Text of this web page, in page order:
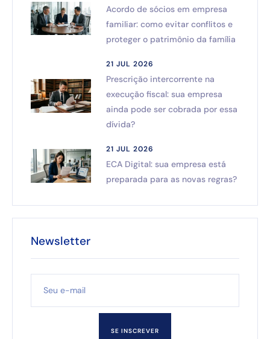
Acordo de sócios em empresa
familiar: como evitar conflitos e
proteger o patrimônio da família
21 JUL 2026
Prescrição intercorrente na
execução fiscal: sua empresa
ainda pode ser cobrada por essa
dívida?
21 JUL 2026
ECA Digital: sua empresa está
preparada para as novas regras?
Newsletter
SE INSCREVER